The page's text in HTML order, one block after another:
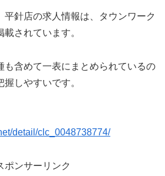
針店の求人情報は、タウンワーク
されています。
も含めて一表にまとめられているの
しやすいです。
detail/clc_0048738774/
ポンサーリンク